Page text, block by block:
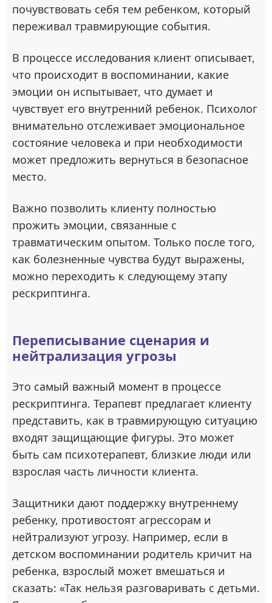
почувствовать себя тем ребенком, который
переживал травмирующие события.
В процессе исследования клиент описывает,
что происходит в воспоминании, какие
эмоции он испытывает, что думает и
чувствует его внутренний ребенок. Психолог
внимательно отслеживает эмоциональное
состояние человека и при необходимости
может предложить вернуться в безопасное
место.
Важно позволить клиенту полностью
прожить эмоции, связанные с
травматическим опытом. Только после того,
как болезненные чувства будут выражены,
можно переходить к следующему этапу
рескриптинга.
Переписывание сценария и
нейтрализация угрозы
Это самый важный момент в процессе
рескриптинга. Терапевт предлагает клиенту
представить, как в травмирующую ситуацию
входят защищающие фигуры. Это может
быть сам психотерапевт, близкие люди или
взрослая часть личности клиента.
Защитники дают поддержку внутреннему
ребенку, противостоят агрессорам и
нейтрализуют угрозу. Например, если в
детском воспоминании родитель кричит на
ребенка, взрослый может вмешаться и
сказать: «Так нельзя разговаривать с детьми.